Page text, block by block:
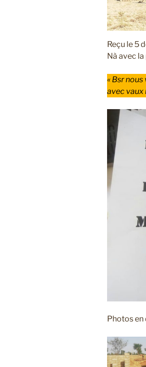
Reçu le 5
Nà avec
« Bsr
avec vaux
Photos en